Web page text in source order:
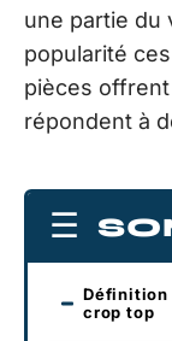
une partie du
popularité
pièces
répondent à
Définition
crop top